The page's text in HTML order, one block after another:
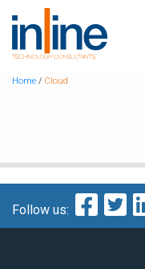
Home / Cloud
Follow us: